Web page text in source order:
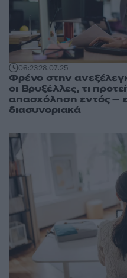
06:2328.07.25
Φρένο στην
οι Βρυξέλλες, τι
απασχόληση εντός –
διασυνοριακά